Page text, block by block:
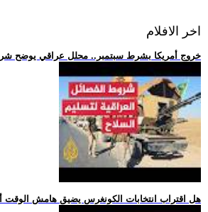
اخر الافلام
.. خروج أمريكا بشرط سبتمبر.. محلل عراقي يوضح
.. هل اقتراب انتخابات الكونغرس يضيق هامش الوقت